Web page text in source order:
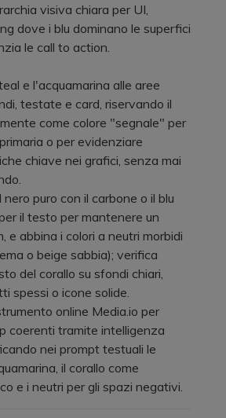
visiva chiara per UI,
dove i blu dominano le superfici
le call to action.
e l'acquamarina alle aree
testate e card, riservando il
come colore "segnale" per
o per evidenziare
chiave nei grafici, senza mai
puro con il carbone o il blu
il testo per mantenere un
e abbina i colori a neutri morbidi
o beige sabbia); verifica
del corallo su sfondi chiari,
spessi o icone solide.
online Media.io per
coerenti tramite intelligenza
nei prompt testuali le
il corallo come
e i neutri per gli spazi negativi.